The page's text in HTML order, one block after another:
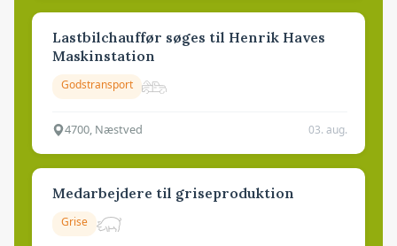
Lastbilchauffør søges til Henrik Haves
Maskinstation
Godstransport
4700, Næstved 03. aug.
Medarbejdere til griseproduktion
Grise